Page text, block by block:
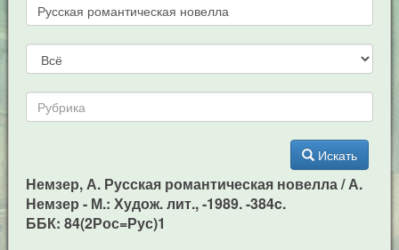
Искать
Немзер, А. Русская романтическая новелла / А.
Немзер - М.: Худож. лит., -1989. -384c.
ББК: 84(2Рос=Рус)1